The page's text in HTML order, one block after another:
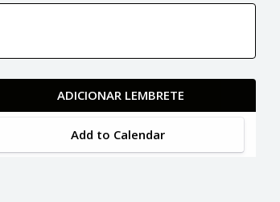
ADICIONAR LEMBRETE
Add to Calendar